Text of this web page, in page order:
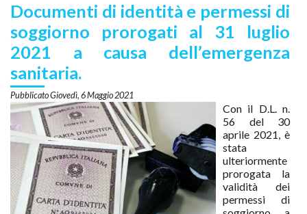
Documenti di identità e permessi di
soggiorno prorogati al 31 luglio
2021 a causa dell’emergenza
sanitaria.
Giovedì, 6 Maggio 2021
Con il D.L. n.
56 del 30
aprile 2021, è
stata
ulteriormente
prorogata la
validità dei
permessi di